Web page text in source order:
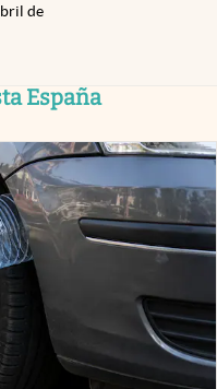
de
España